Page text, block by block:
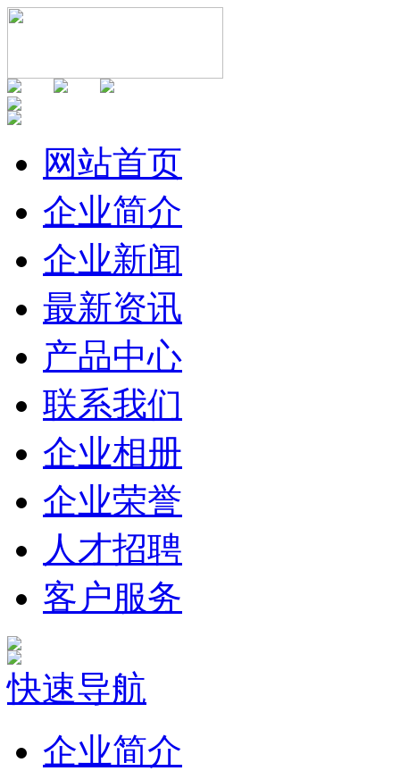
网站首页
企业简介
企业新闻
最新资讯
产品中心
联系我们
企业相册
企业荣誉
人才招聘
客户服务
快速导航
企业简介